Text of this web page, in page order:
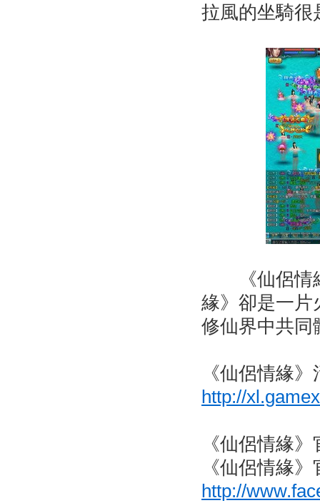
拉風的坐騎很
《仙侶情緣
緣》卻是一片
修仙界中共同
《仙侶情緣
http://
《仙侶情緣
《仙侶情緣
http://